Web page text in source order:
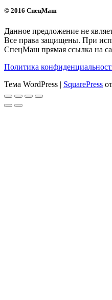
© 2016 СпецМаш
Данное предложение не
Все права защищены. При
СпецМаш прямая ссылка на
Политика
Тема WordPress | SquarePress